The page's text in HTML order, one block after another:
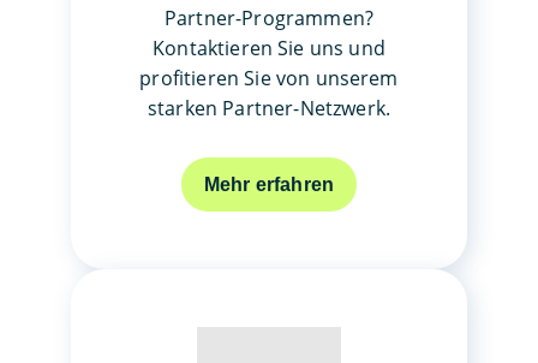
Partner-Programmen?
Kontaktieren Sie uns und
profitieren Sie von unserem
starken Partner-Netzwerk.
Mehr erfahren